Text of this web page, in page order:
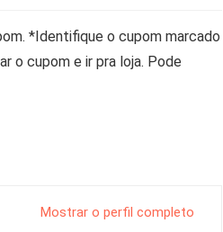
*Identifique o cupom marcado
o cupom e ir pra loja. Pode
Mostrar o perfil completo